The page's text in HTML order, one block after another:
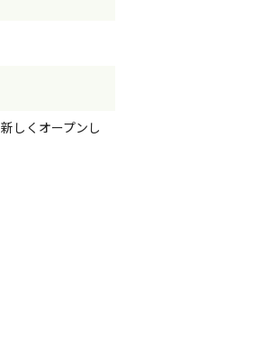
しくオープンし